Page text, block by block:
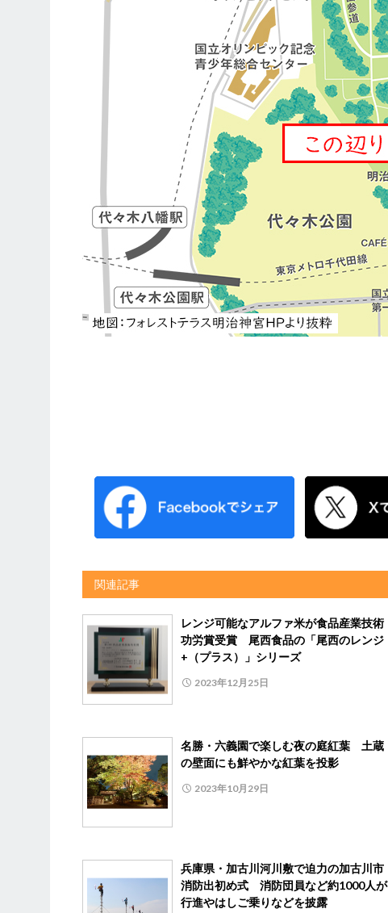
関連記事
レンジ可能なアルファ米が食品産業技術
功労賞受賞 尾西食品の「尾西のレンジ
+（プラス）」シリーズ
2023年12月25日
名勝・六義園で楽しむ夜の庭紅葉 土蔵
の壁面にも鮮やかな紅葉を投影
2023年10月29日
兵庫県・加古川河川敷で迫力の加古川市
消防出初め式 消防団員など約1000人が
行進やはしご乗りなどを披露